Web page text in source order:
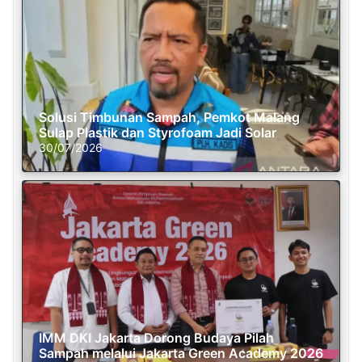
Solusi Timbunan Sampah, Pemkot Malang
Sulap Plastik dan Styrofoam Jadi Solar
30/07/2026
IMM DKI Jakarta Dorong Budaya Pilah
Sampah melalui Jakarta Green Academy 2026